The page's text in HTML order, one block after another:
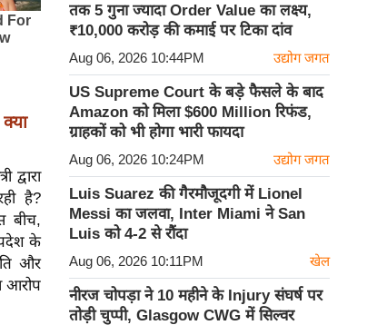
है?
बीच,
के
और
आरोप
तक 5 गुना ज्यादा Order Value का लक्ष्य,
₹10,000 करोड़ की कमाई पर टिका दांव
Aug 06, 2026 10:44PM उद्योग जगत
US Supreme Court के बड़े फैसले के बाद
Amazon को मिला $600 Million रिफंड,
ग्राहकों को भी होगा भारी फायदा
Aug 06, 2026 10:24PM उद्योग जगत
Luis Suarez की गैरमौजूदगी में Lionel
Messi का जलवा, Inter Miami ने San
Luis को 4-2 से रौंदा
Aug 06, 2026 10:11PM खेल
नीरज चोपड़ा ने 10 महीने के Injury संघर्ष पर
तोड़ी चुप्पी, Glasgow CWG में सिल्वर